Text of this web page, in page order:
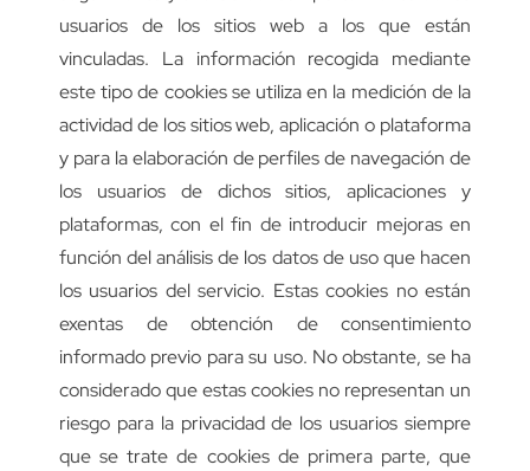
usuarios de los sitios web a los que están
vinculadas. La información recogida mediante
este tipo de cookies se utiliza en la medición de la
actividad de los sitios web, aplicación o plataforma
y para la elaboración de perfiles de navegación de
los usuarios de dichos sitios, aplicaciones y
plataformas, con el fin de introducir mejoras en
función del análisis de los datos de uso que hacen
los usuarios del servicio. Estas cookies no están
exentas de obtención de consentimiento
informado previo para su uso. No obstante, se ha
considerado que estas cookies no representan un
riesgo para la privacidad de los usuarios siempre
que se trate de cookies de primera parte, que